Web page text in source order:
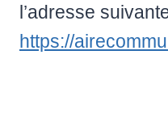
l’adresse
https://